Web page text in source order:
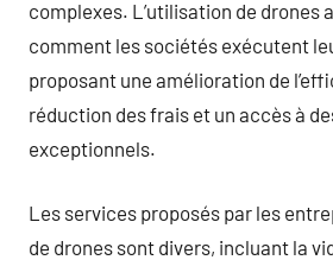
complexes. L’utilisation de drones
comment les sociétés exécutent
proposant une amélioration de
réduction des frais et un accès à
exceptionnels.
Les services proposés par les
de drones sont divers, incluant la